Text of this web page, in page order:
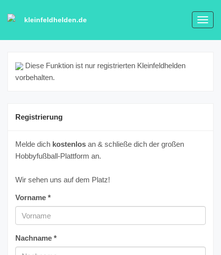
kleinfeldhelden.de
Diese Funktion ist nur registrierten Kleinfeldhelden
vorbehalten.
Registrierung
Melde dich kostenlos an & schließe dich der großen
Hobbyfußball-Plattform an.
Wir sehen uns auf dem Platz!
Vorname *
Nachname *